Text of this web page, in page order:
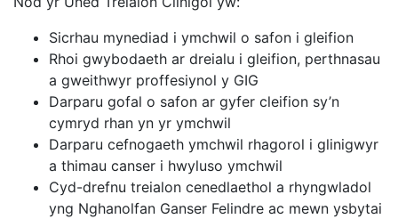
Sicrhau mynediad i ymchwil o safon i gleifion
Rhoi gwybodaeth ar dreialu i gleifion, perthnasau
a gweithwyr proffesiynol y GIG
Darparu gofal o safon ar gyfer cleifion sy’n
cymryd rhan yn yr ymchwil
Darparu cefnogaeth ymchwil rhagorol i glinigwyr
a thimau canser i hwyluso ymchwil
Cyd-drefnu treialon cenedlaethol a rhyngwladol
yng Nghanolfan Ganser Felindre ac mewn ysbytai